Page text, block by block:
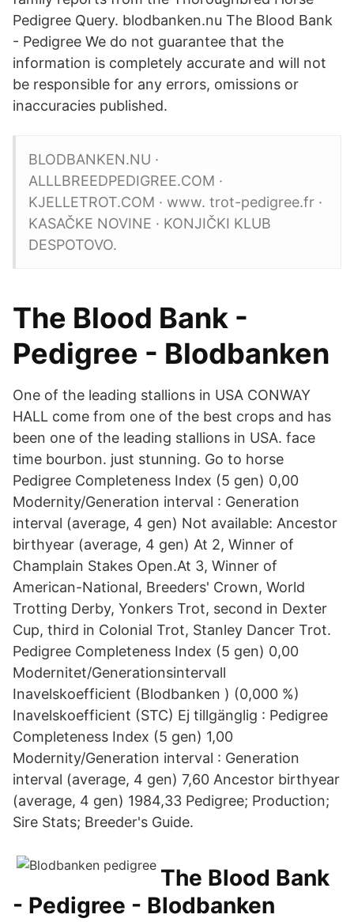
Pedigree Query. blodbanken.nu The Blood Bank
- Pedigree We do not guarantee that the
information is completely accurate and will not
be responsible for any errors, omissions or
inaccuracies published.
BLODBANKEN.NU ·
ALLLBREEDPEDIGREE.COM ·
KJELLETROT.COM · www. trot-pedigree.fr ·
KASAČKE NOVINE · KONJIČKI KLUB
DESPOTOVO.
The Blood Bank -
Pedigree - Blodbanken
One of the leading stallions in USA CONWAY
HALL come from one of the best crops and has
been one of the leading stallions in USA. face
time bourbon. just stunning. Go to horse
Pedigree Completeness Index (5 gen) 0,00
Modernity/Generation interval : Generation
interval (average, 4 gen) Not available: Ancestor
birthyear (average, 4 gen) At 2, Winner of
Champlain Stakes Open.At 3, Winner of
American-National, Breeders' Crown, World
Trotting Derby, Yonkers Trot, second in Dexter
Cup, third in Colonial Trot, Stanley Dancer Trot.
Pedigree Completeness Index (5 gen) 0,00
Modernitet/Generationsintervall
Inavelskoefficient (Blodbanken ) (0,000 %)
Inavelskoefficient (STC) Ej tillgänglig : Pedigree
Completeness Index (5 gen) 1,00
Modernity/Generation interval : Generation
interval (average, 4 gen) 7,60 Ancestor birthyear
(average, 4 gen) 1984,33 Pedigree; Production;
Sire Stats; Breeder's Guide.
The Blood Bank
- Pedigree - Blodbanken